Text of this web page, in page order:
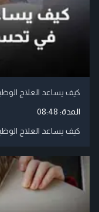
كيف يساعد العلاج
المدة: 08:48
كيف يساعد العلاج